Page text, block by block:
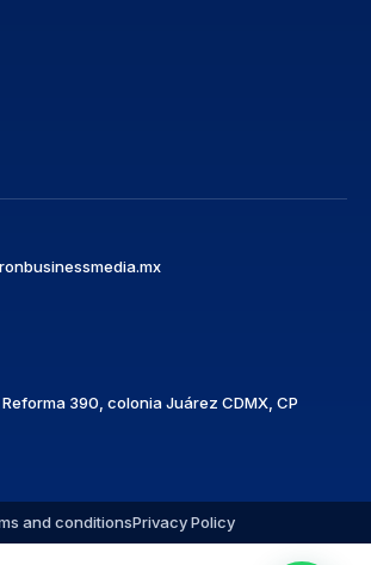
Reforma 390, colonia Juárez CDMX, CP
and conditionsPrivacy Policy